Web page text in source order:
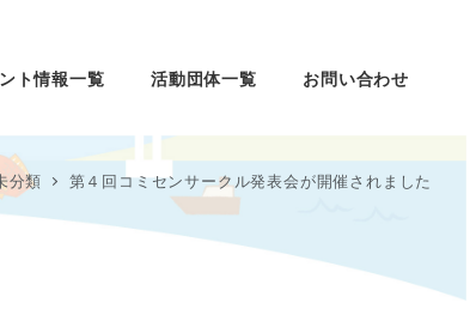
ト情報一覧 活動団体一覧 お問い合わせ
分類 第４回コミセンサークル発表会が開催されました